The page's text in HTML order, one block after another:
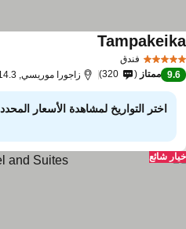
فندق
مشاهدة الأسعار
9.6 ممتاز 320 زاجورا موريسي, 14.3 كم إلى أفيتوس
اختر التواريخ لمشاهدة الأسعار المحددة
شائع